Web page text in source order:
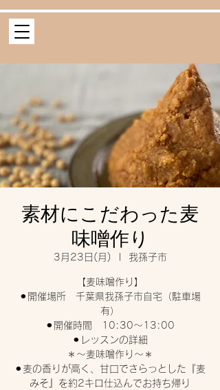
素材にこだわった麦
味噌作り
3月23日(月) 我孫子市
【麦味噌作り】
⚫︎開催場所 千葉県我孫子市自宅（駐車場
有）
⚫︎開催時間 10:30〜13:00
⚫︎レッスンの詳細
＊〜麦味噌作り〜＊
⚫︎麦の香りが高く、甘口でさらっとした『麦
みそ』を約2キロ仕込んでお持ち帰り